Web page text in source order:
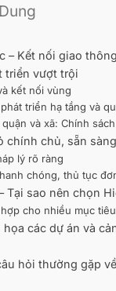
– Kết nối giao
triển vượt trội
kết nối vùng
triển hạ tầng và
và xã: Chính
chính chủ, sẵn
lý rõ ràng
chóng, thủ tục
Tại sao nên chọn
cho nhiều mục tiêu
các dự án và
hỏi thường gặp